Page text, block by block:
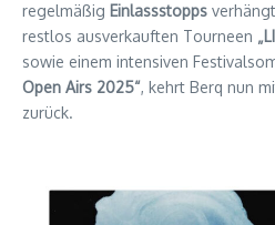
regelmäßig Einlassstopps
restlos ausverkauften Tourneen
sowie einem intensiven
Open Airs 2025“, kehrt Berq nun
zurück.